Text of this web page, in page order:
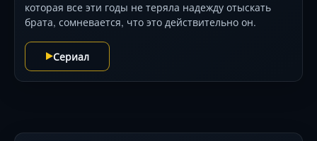
которая все эти годы не теряла надежду отыскать
брата, сомневается, что это действительно он.
Сериал